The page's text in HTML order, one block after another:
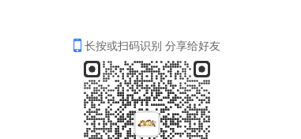
长按或扫码识别 分享给好友